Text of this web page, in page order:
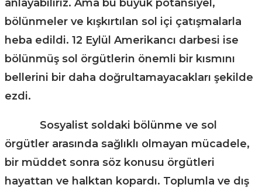
anlayabiliriz. Ama bu büyük potansiyel,
bölünmeler ve kışkırtılan sol içi çatışmalarla
heba edildi. 12 Eylül Amerikancı darbesi ise
bölünmüş sol örgütlerin önemli bir kısmını
bellerini bir daha doğrultamayacakları şekilde
ezdi.
Sosyalist soldaki bölünme ve sol
örgütler arasında sağlıklı olmayan mücadele,
bir müddet sonra söz konusu örgütleri
hayattan ve halktan kopardı. Toplumla ve dış